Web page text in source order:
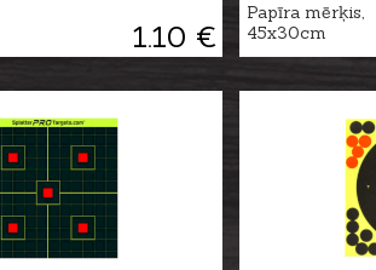
1.10 €
Papīra mērķis,
45x30cm